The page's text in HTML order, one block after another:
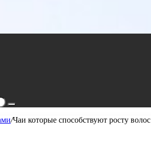
Поиск...
/Чаи которые способствуют росту волос